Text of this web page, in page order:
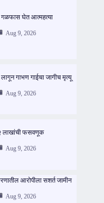
गळफास घेत आत्महत्या
Aug 9, 2026
गाभण गाईचा जागीच मृत्यू
Aug 9, 2026
लाखांची फसवणूक
Aug 9, 2026
आरोपीला सशर्त जामीन
Aug 9, 2026